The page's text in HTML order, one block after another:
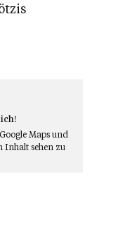
Mapsund
Inhalt sehen zu